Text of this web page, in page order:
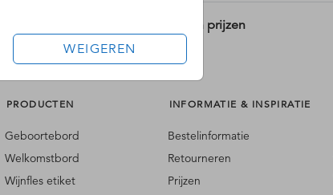
WEIGEREN
Formaten en prijzen
PRODUCTEN
Geboortebord
Welkomstbord
Wijnfles etiket
INFORMATIE & INSPIRATIE
Bestelinformatie
Retourneren
Prijzen